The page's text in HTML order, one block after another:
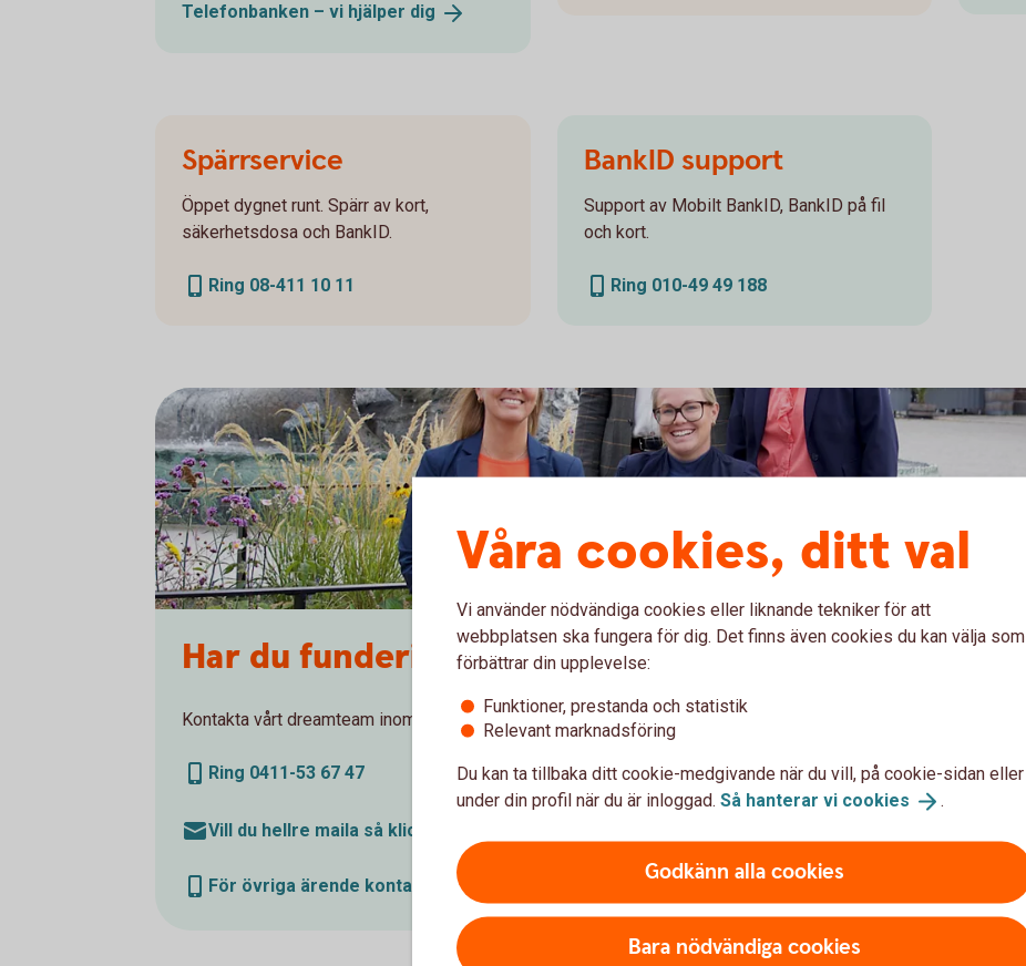
Telefonbanken – vi hjälper dig
Spärrservice
Öppet dygnet runt. Spärr av kort,
säkerhetsdosa och BankID.
Ring 08-411 10 11
BankID support
Support av Mobilt BankID, BankID på fil
och kort.
Ring 010-49 49 188
Har du funderingar kring ditt bostadsköp?
Kontakta vårt dreamteam inom bolån!
Ring 0411-53 67 47
Vill du hellre maila så klicka här
För övriga ärende kontakta oss på 0411-53 67 00
Våra cookies, ditt val
Vi använder nödvändiga cookies eller liknande tekniker för att
webbplatsen ska fungera för dig. Det finns även cookies du kan välja som
förbättrar din upplevelse:
Funktioner, prestanda och statistik
Relevant marknadsföring
Du kan ta tillbaka ditt cookie-medgivande när du vill, på cookie-sidan eller
under din profil när du är inloggad. Så hanterar vi cookies .
Godkänn alla cookies
Bara nödvändiga cookies